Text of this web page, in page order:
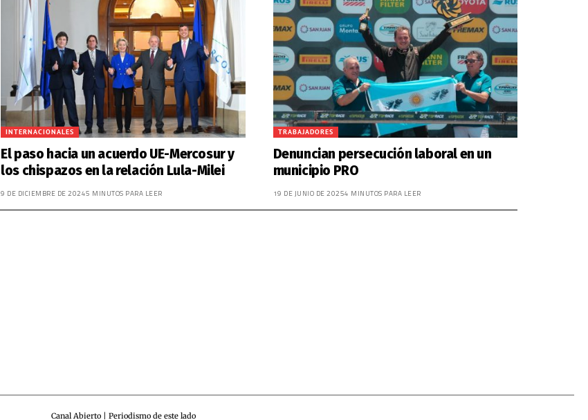
INTERNACIONALES
El paso hacia un acuerdo UE-Mercosur y
los chispazos en la relación Lula-Milei
9 DE DICIEMBRE DE 20245 MINUTOS PARA LEER
TRABAJADORES
Denuncian persecución laboral en un
municipio PRO
19 DE JUNIO DE 20254 MINUTOS PARA LEER
Canal Abierto | Periodismo de este lado